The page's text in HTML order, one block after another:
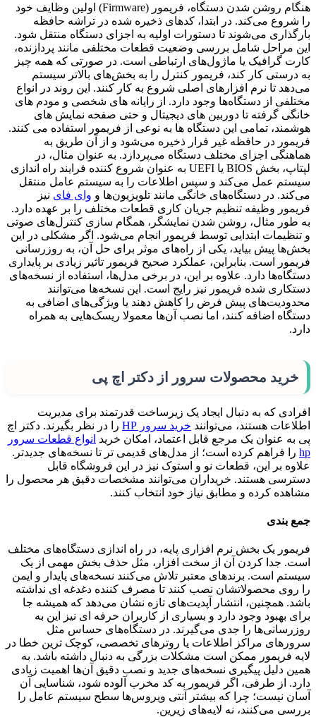
هنگام روشن شدن دستگاه، فریمور (Firmware) اولین وظایف خود
را شروع می‌کند. در ابتدا، کدهای ذخیره شده در تراشه حافظه
بارگذاری می‌شوند تا دستورات اولیه به اجزای دستگاه منتقل شود.
این مراحل شامل بررسی وضعیت قطعات مختلفی مانند پردازنده،
کارت گرافیک یا ماژول‌های ارتباطی است. در صورتی که همه چیز
به درستی کار کند، فریمور کنترل را به بخش‌های بالاتر سیستم
می‌دهد تا نرم افزارهای اصلی شروع به کار کنند. این روند در انواع
مختلفی از دستگاه‌ها وجود دارد. از رایانه های شخصی و مودم های
خانگی گرفته تا دوربین های دیجیتال و حتی صفحه نمایش های
هوشمند، تمامی این دستگاه ها به نوعی از فریمور استفاده می کنند.
فریمور در حافظه غیر فرار ذخیره می‌شود و از آن طریق به
هماهنگی اجزای مختلف دستگاه می‌پردازد. به عنوان مثال، در
لپتاپ، بخش BIOS یا UEFI به عنوان شروع کننده فرایند راه اندازی
سیستم عمل می‌کند و سپس اطلاعات را به سیستم عامل منتقل
می‌کند. در دستگاه‌های خانگی مانند تلویزیون‌ها و وای فای نیز
فریمور وظیفه تنظیم جریان کاری قطعات مختلف را بر عهده دارد.
به طور مثال، روشن شدن نمایشگر، همگام سازی کنترل‌های صوتی
و تنظیمات ابتدایی توسط فریمور انجام می‌شود. اگر مشکلی در این
بخش‌ها پیش بیاید، یکی از راه‌های موثر برای حل آن، به روزرسانی
فریمور است. بنابراین، عملکرد صحیح فریمور تاثیر زیادی بر پایداری
دستگاه‌ها دارد. علاوه بر این، در برخی مدل‌ها، استفاده از نسخه‌های
دستکاری شده فریمور نیز رایج است. این نسخه‌ها می‌توانند
محدودیت‌های پیش فرض را کاهش دهند یا ویژگی‌های اضافی به
دستگاه اضافه کنند، اما نصب آن‌ها معمولا ریسک‌هایی به همراه
دارد.
خرید محصولات سرور از دکتر اچ پی
افرادی که به دنبال ایجاد یک زیرساخت قدرتمند برای مدیریت
اطلاعات هستند، می‌توانند خرید سرور HP
را در نظر بگیرند. دکتر اچ
پی به عنوان یک مرجع قابل اعتماد، امکان خرید انواع قطعات سرور
hp را فراهم کرده است؛ از مدل‌های قدیمی تر تا نسخه‌های جدیدتر.
علاوه بر این، قطعات نو و استوک نیز در این فروشگاه قابل
دسترسی هستند. خریداران می‌توانند مشخصات دقیق هر محصول را
مشاهده کرده و مطابق نیاز خود انتخاب کنند.
جمع بندی
فریمور یک بخش نرم افزاری پایه، در راه اندازی دستگاه‌های مختلف
است. جدا کردن آن از سخت افزار، مثل حذف بخش مهمی از یک
سیستم است. برندهای معتبر تلاش می‌کنند نسخه‌های پایدار و ایمن
را روی محصولاتشان نصب کنند تا مصرف کننده دغدغه ای نداشته
باشد. همچنین، انتشار آپدیت‌های تازه نشان می‌دهد که همیشه جا
برای بهبود وجود دارد و بسیاری از کاربران حرفه ای نیز این به
روزرسانی‌ها را جدی می‌گیرند. در دستگاه‌های حساس مثل
سرورهای مراکز اطلاعات یا روترهای تخصصی، کوچک ترین خطا در
لایه فریمور ممکن است مشکلات بزرگی به دنبال داشته باشد. به
همین دلیل پیگیری نسخه‌های جدید و نصب دقیق آن‌ها اهمیت زیادی
دارد. از طرفی، اگر فریمور به کد مخرب آلوده شود، شناسایی آن
آسان نیست؛ چرا که بیشتر آنتی ویروس‌ها سطح سیستم عامل را
بررسی می‌کنند، نه لایه‌های زیرین.